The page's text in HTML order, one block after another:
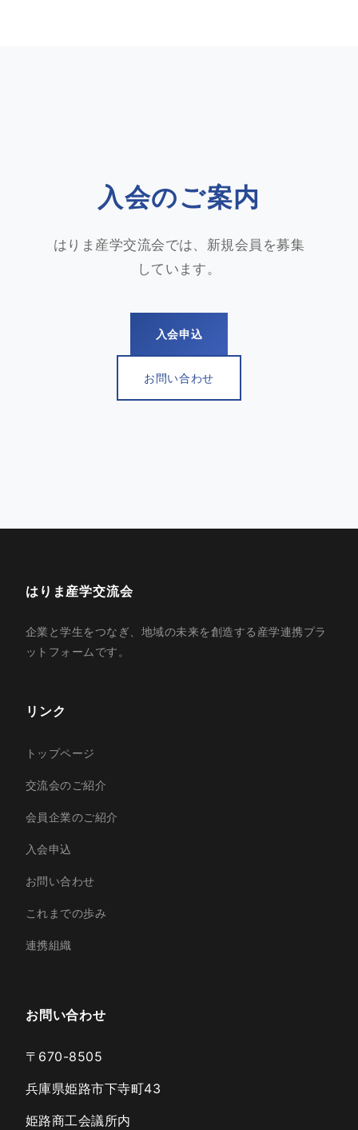
入会のご案内
はりま産学交流会では、新規会員を募集
しています。
入会申込
お問い合わせ
はりま産学交流会
企業と学生をつなぎ、地域の未来を創造する産学連携プラ
ットフォームです。
リンク
トップページ
交流会のご紹介
会員企業のご紹介
入会申込
お問い合わせ
これまでの歩み
連携組織
お問い合わせ
〒670-8505
兵庫県姫路市下寺町43
姫路商工会議所内